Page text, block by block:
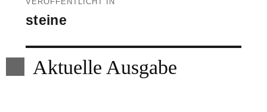
steine
Aktuelle Ausgabe